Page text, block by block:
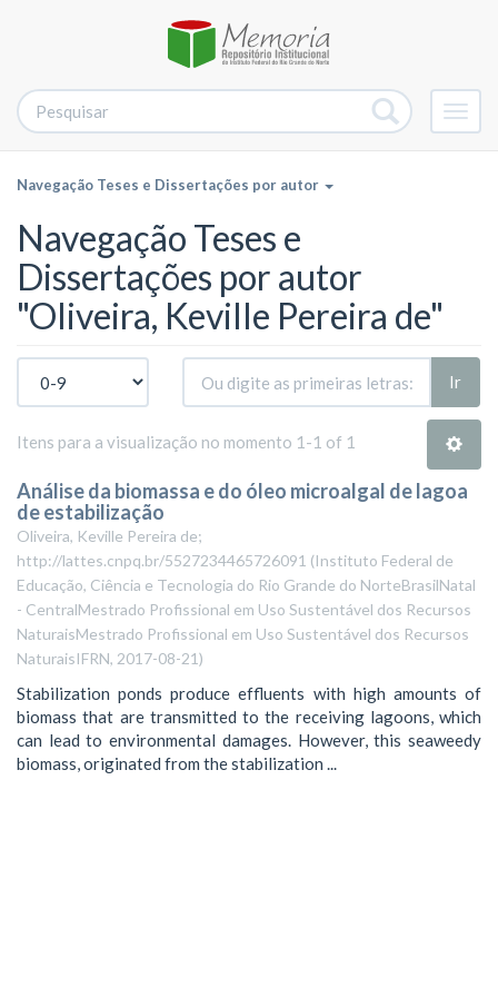
Navegação Teses e Dissertações por autor
Navegação Teses e
Dissertações por autor
"Oliveira, Keville Pereira de"
Ir
Itens para a visualização no momento 1-1 of 1
Análise da biomassa e do óleo microalgal de lagoa
de estabilização
Oliveira, Keville Pereira de;
http://lattes.cnpq.br/5527234465726091 (Instituto Federal de
Educação, Ciência e Tecnologia do Rio Grande do NorteBrasilNatal
- CentralMestrado Profissional em Uso Sustentável dos Recursos
NaturaisMestrado Profissional em Uso Sustentável dos Recursos
NaturaisIFRN, 2017-08-21)
Stabilization ponds produce effluents with high amounts of
biomass that are transmitted to the receiving lagoons, which
can lead to environmental damages. However, this seaweedy
biomass, originated from the stabilization ...